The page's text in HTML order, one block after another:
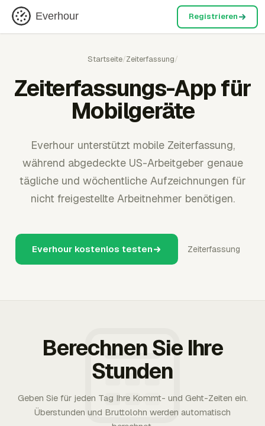
Everhour Registrieren
Startseite/Zeiterfassung/
Zeiterfassungs-App für
Mobilgeräte
Everhour unterstützt mobile Zeiterfassung,
während abgedeckte US-Arbeitgeber genaue
tägliche und wöchentliche Aufzeichnungen für
nicht freigestellte Arbeitnehmer benötigen.
Everhour kostenlos testen Zeiterfassung
Berechnen Sie Ihre
Stunden
Geben Sie für jeden Tag Ihre Kommt- und Geht-Zeiten ein.
Überstunden und Bruttolohn werden automatisch